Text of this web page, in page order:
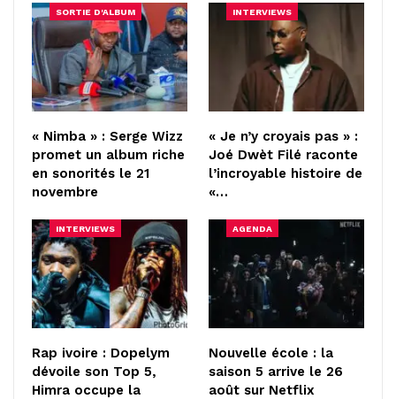
SORTIE D'ALBUM
« Nimba » : Serge Wizz
promet un album riche
en sonorités le 21
novembre
INTERVIEWS
« Je n’y croyais pas » :
Joé Dwèt Filé raconte
l’incroyable histoire de
«…
INTERVIEWS
Rap ivoire : Dopelym
dévoile son Top 5,
Himra occupe la
AGENDA
Nouvelle école : la
saison 5 arrive le 26
août sur Netflix